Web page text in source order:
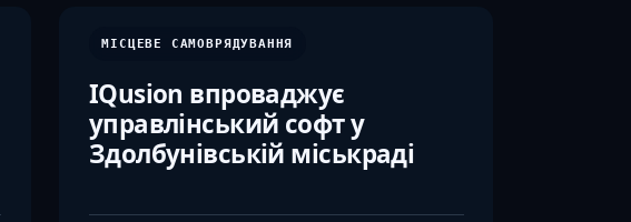
МІСЦЕВЕ САМОВРЯДУВАННЯ
IQusion впроваджує
управлінський софт у
Здолбунівській міськраді